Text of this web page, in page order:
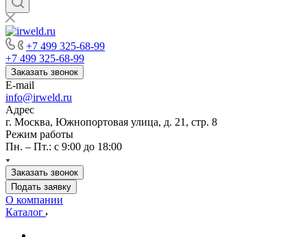
+7 499 325-68-99
+7 499 325-68-99
Заказать звонок
E-mail
info@irweld.ru
Адрес
г. Москва, Южнопортовая улица, д. 21, стр. 8
Режим работы
Пн. – Пт.: с 9:00 до 18:00
Заказать звонок
Подать заявку
О компании
Каталог